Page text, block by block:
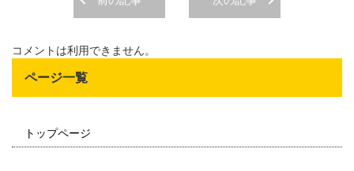
コメントは利用できません。
ページ一覧
トップページ